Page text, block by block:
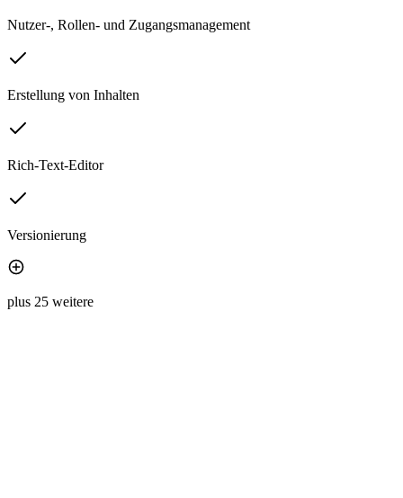
Nutzer-, Rollen- und Zugangsmanagement
Erstellung von Inhalten
Rich-Text-Editor
Versionierung
plus 25 weitere